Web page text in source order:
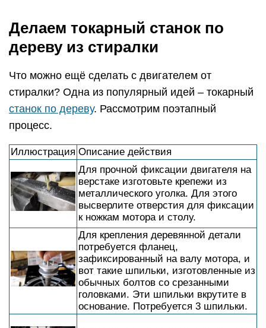
Делаем токарный станок по
дереву из стиралки
Что можно ещё сделать с двигателем от
стиралки? Одна из популярный идей – токарный
станок по дереву. Рассмотрим поэтапный
процесс.
Иллюстрация Описание действия
Для прочной фиксации двигателя на
верстаке изготовьте крепежи из
металлического уголка. Для этого
высверлите отверстия для фиксации
к ножкам мотора и столу.
Для крепления деревянной детали
потребуется фланец,
зафиксированный на валу мотора, и
вот такие шпильки, изготовленные из
обычных болтов со срезанными
головками. Эти шпильки вкрутите в
основание. Потребуется 3 шпильки.